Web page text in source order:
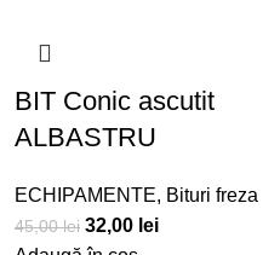
BIT Conic ascutit
ALBASTRU
ECHIPAMENTE, Bituri freza
45,00lei 32,00 lei